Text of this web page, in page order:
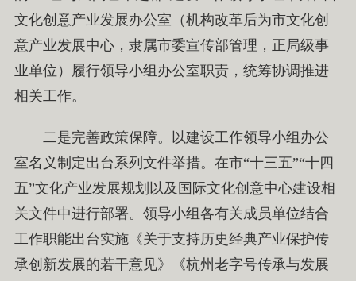
文化创意产业发展办公室（机构改革后为市文化创
意产业发展中心，隶属市委宣传部管理，正局级事
业单位）履行领导小组办公室职责，统筹协调推进
相关工作。
二是完善政策保障。以建设工作领导小组办公
室名义制定出台系列文件举措。在市“十三五”“十四
五”文化产业发展规划以及国际文化创意中心建设相
关文件中进行部署。领导小组各有关成员单位结合
工作职能出台实施《关于支持历史经典产业保护传
承创新发展的若干意见》《杭州老字号传承与发展